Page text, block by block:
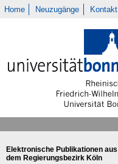
Home Neuzugänge Kontakt
Elektronische Publikationen aus
dem Regierungsbezirk Köln